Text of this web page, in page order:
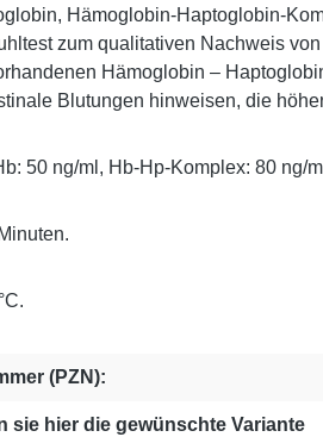
Hämoglobin-Haptoglobin-
zum qualitativen Nachweis
Hämoglobin –
Blutungen hinweisen, die
50 ng/ml, Hb-Hp-Komplex: 80 ng/
(PZN):
sie hier die gewünschte Variante